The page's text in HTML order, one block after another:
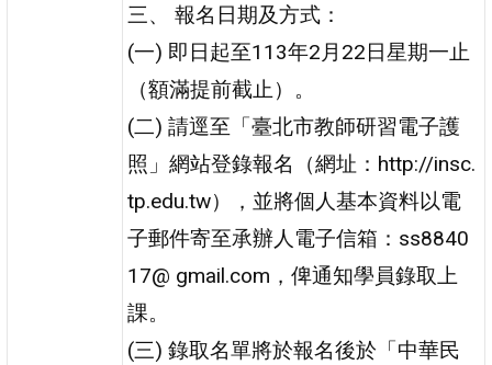
三、 報名日期及方式：
(一) 即日起至113年2月22日星期一止
（額滿提前截止）。
(二) 請逕至「臺北市教師研習電子護
照」網站登錄報名（網址：http://insc.
tp.edu.tw），並將個人基本資料以電
子郵件寄至承辦人電子信箱：ss8840
17@ gmail.com，俾通知學員錄取上
課。
(三) 錄取名單將於報名後於「中華民